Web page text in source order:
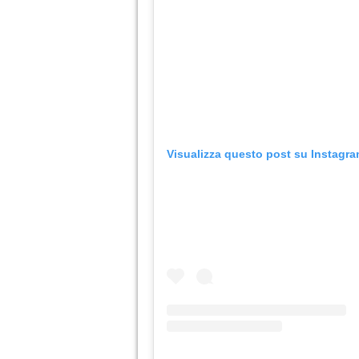
Visualizza questo post su